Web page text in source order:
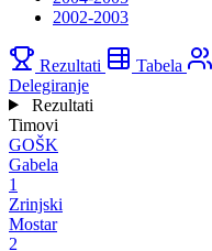
2002-2003
Rezultati Tabela
Delegiranje
Rezultati
Timovi
GOŠK
Gabela
1
Zrinjski
Mostar
2